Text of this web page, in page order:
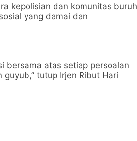
kepolisian dan komunitas buruh
yang damai dan
bersama atas setiap persoalan
tutup Irjen Ribut Hari